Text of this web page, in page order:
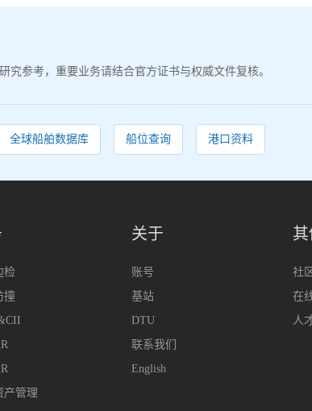
究参考，重要业务请结合官方证书与权威文件复核。
全球船舶数据库 船位查询 港口资料
检
撞
产管理
关于
账号
基站
DTU
联系我们
English
社
在
人